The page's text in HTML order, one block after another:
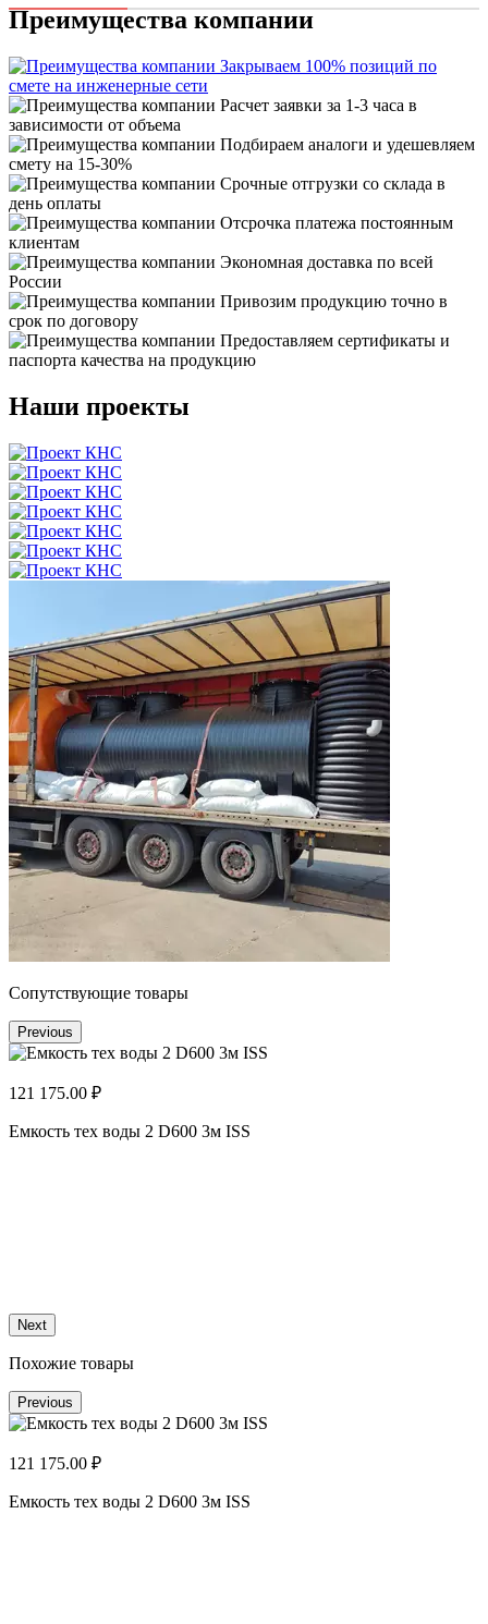
Преимущества компании
Закрываем 100% позиций по
смете на инженерные сети
Расчет заявки за 1-3 часа в
зависимости от объема
Подбираем аналоги и удешевляем
смету на 15-30%
Срочные отгрузки со склада в
день оплаты
Отсрочка платежа постоянным
клиентам
Экономная доставка по всей
России
Привозим продукцию точно в
срок по договору
Предоставляем сертификаты и
паспорта качества на продукцию
Наши проекты
Сопутствующие товары
Previous
121 175.00 ₽
Емкость тех воды 2 D600 3м ISS
Next
Похожие товары
Previous
121 175.00 ₽
Емкость тех воды 2 D600 3м ISS